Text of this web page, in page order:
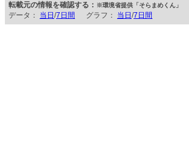
転載元の情報を確認する： ※環境省提供「そらまめくん」
データ： 当日 /7日間 グラフ： 当日 /7日間